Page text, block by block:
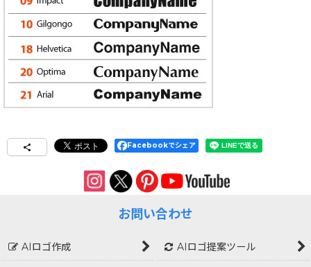
Facebookでシェア
お問い合わせ
AIロゴ作成 AIロゴ提案ツール